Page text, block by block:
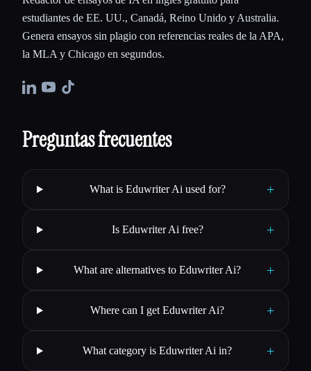
estudiantes de EE. UU., Canadá, Reino Unido y Australia.
Genera ensayos sin plagio con referencias reales de la APA,
la MLA y Chicago en segundos.
Preguntas frecuentes
What is Eduwriter Ai used for? +
Is Eduwriter Ai free? +
What are alternatives to Eduwriter Ai? +
Where can I get Eduwriter Ai? +
What category is Eduwriter Ai in? +